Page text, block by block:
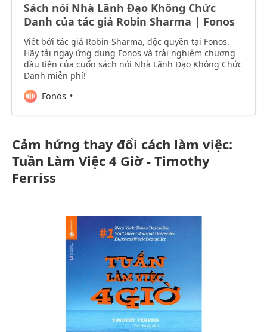
Sách nói Nhà Lãnh Đạo Không Chức
Danh của tác giả Robin Sharma | Fonos
Viết bởi tác giả Robin Sharma, độc quyền tại Fonos.
Hãy tải ngay ứng dụng Fonos và trải nghiệm chương
đầu tiên của cuốn sách nói Nhà Lãnh Đạo Không Chức
Danh miễn phí!
Fonos
Cảm hứng thay đổi cách làm việc:
Tuần Làm Việc 4 Giờ - Timothy
Ferriss